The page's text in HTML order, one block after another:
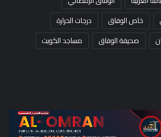
خاص الوفاق
درجات الحرارة
صحيفة الوفاق
مساجد الكويت